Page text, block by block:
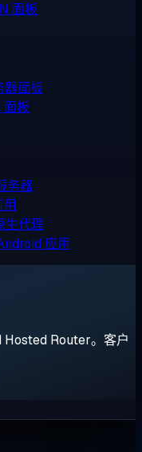
面板
器面板
面板
务器
生代理
应用
Hosted Router。客户